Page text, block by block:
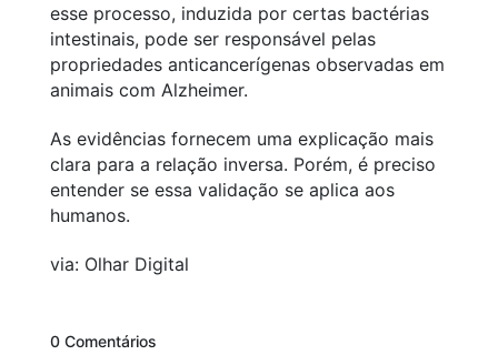
esse processo, induzida por certas bactérias
intestinais, pode ser responsável pelas
propriedades anticancerígenas observadas em
animais com Alzheimer.
As evidências fornecem uma explicação mais
clara para a relação inversa. Porém, é preciso
entender se essa validação se aplica aos
humanos.
via: Olhar Digital
0 Comentários